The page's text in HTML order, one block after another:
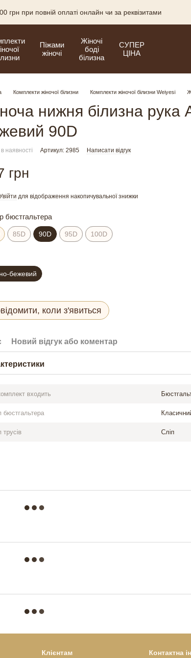
грн при повній оплаті онлайн чи за реквізитами
Піжами
жіночі
Жіночі
боді
білизна
СУПЕР
ЦІНА
Комплекти жіночої білизни Комплекти жіночої білизни Weiyesi
нижня білизна рука
90D
наявності Артикул: 2985 Написати відгук
грн
для відображення накопичувальної знижки
бюстгальтера
85D 90D 95D 100D
бежевий
коли з'явиться
Новий відгук або коментар
входить
бюстгальтера
трусів Сліп
Клієнтам Контактна